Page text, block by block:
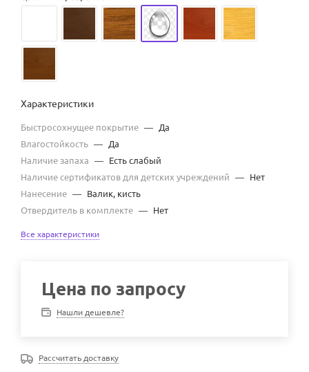
Характеристики
Быстросохнущее покрытие — Да
Влагостойкость — Да
Наличие запаха — Есть слабый
Наличие сертификатов для детских учреждений — Нет
Нанесение — Валик, кисть
Отвердитель в комплекте — Нет
Все характеристики
Цена по запросу
Нашли дешевле?
Рассчитать доставку